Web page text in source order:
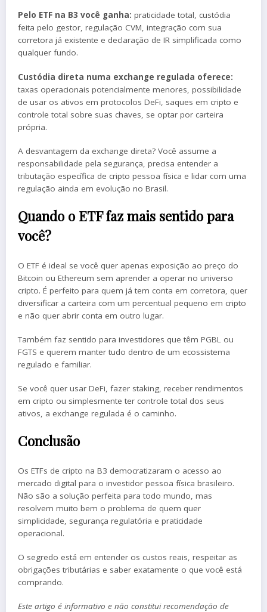
Pelo ETF na B3 você ganha: praticidade total, custódia
feita pelo gestor, regulação CVM, integração com sua
corretora já existente e declaração de IR simplificada como
qualquer fundo.
Custódia direta numa exchange regulada oferece:
taxas operacionais potencialmente menores, possibilidade
de usar os ativos em protocolos DeFi, saques em cripto e
controle total sobre suas chaves, se optar por carteira
própria.
A desvantagem da exchange direta? Você assume a
responsabilidade pela segurança, precisa entender a
tributação específica de cripto pessoa física e lidar com uma
regulação ainda em evolução no Brasil.
Quando o ETF faz mais sentido para
você?
O ETF é ideal se você quer apenas exposição ao preço do
Bitcoin ou Ethereum sem aprender a operar no universo
cripto. É perfeito para quem já tem conta em corretora, quer
diversificar a carteira com um percentual pequeno em cripto
e não quer abrir conta em outro lugar.
Também faz sentido para investidores que têm PGBL ou
FGTS e querem manter tudo dentro de um ecossistema
regulado e familiar.
Se você quer usar DeFi, fazer staking, receber rendimentos
em cripto ou simplesmente ter controle total dos seus
ativos, a exchange regulada é o caminho.
Conclusão
Os ETFs de cripto na B3 democratizaram o acesso ao
mercado digital para o investidor pessoa física brasileiro.
Não são a solução perfeita para todo mundo, mas
resolvem muito bem o problema de quem quer
simplicidade, segurança regulatória e praticidade
operacional.
O segredo está em entender os custos reais, respeitar as
obrigações tributárias e saber exatamente o que você está
comprando.
Este artigo é informativo e não constitui recomendação de